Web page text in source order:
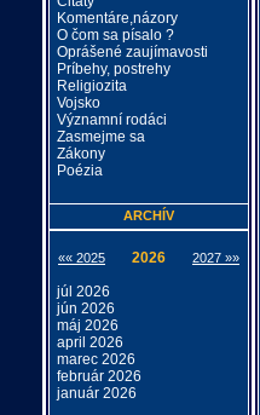
Komentáre,názory
O čom sa písalo ?
Oprášené zaujímavosti
Príbehy, postrehy
Religiozita
Vojsko
Významní rodáci
Zasmejme sa
Zákony
Poézia
ARCHÍV
«« 2025 2026 2027 »»
júl 2026
jún 2026
máj 2026
april 2026
marec 2026
február 2026
január 2026